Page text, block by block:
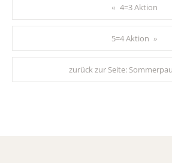
« 4=3 Aktion
5=4 Aktion »
zurück zur Seite: